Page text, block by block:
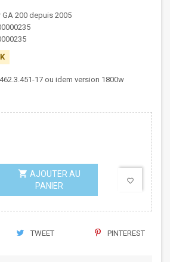
GA 200 depuis 2005
17 ou idem version 1800w
shopping_cart AJOUTER AU
PANIER
favorite_border
TWEET PINTEREST